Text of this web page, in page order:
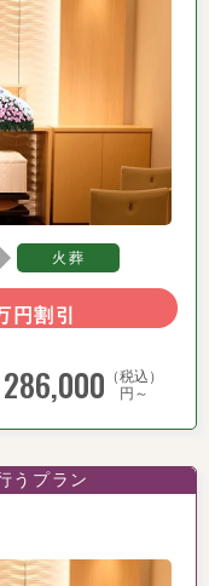
火葬
円割引
286,000 （税込）
円～
うプラン